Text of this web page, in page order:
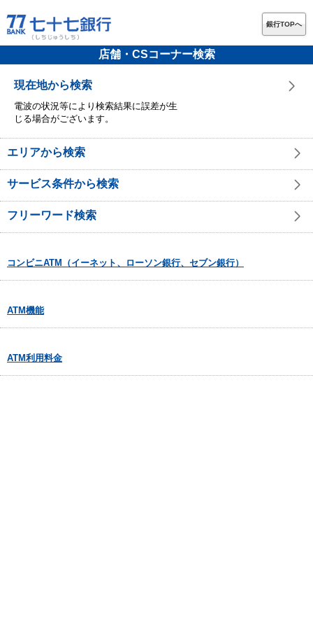
銀行TOPへ
店舗・CSコーナー検索
現在地から検索
電波の状況等により検索結果に誤差が生
じる場合がございます。
エリアから検索
サービス条件から検索
フリーワード検索
コンビニATM（イーネット、ローソン銀行、セブン銀行）
ATM機能
ATM利用料金